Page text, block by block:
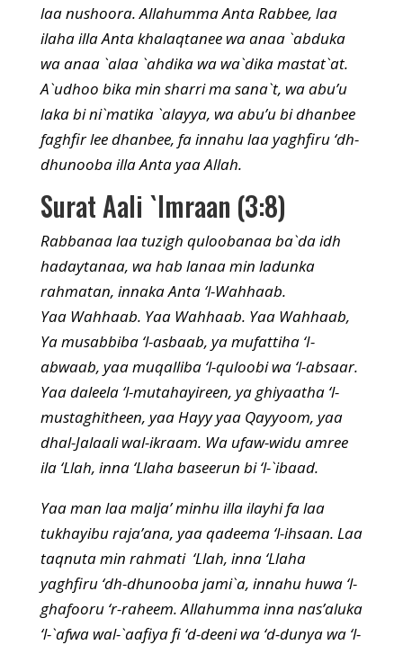
laa nushoora. Allahumma Anta Rabbee, laa
ilaha illa Anta khalaqtanee wa anaa `abduka
wa anaa `alaa `ahdika wa wa`dika mastat`at.
A`udhoo bika min sharri ma sana`t, wa abu’u
laka bi ni`matika `alayya, wa abu’u bi dhanbee
faghfir lee dhanbee, fa innahu laa yaghfiru ‘dh-
dhunooba illa Anta yaa Allah.
Surat Aali `Imraan (3:8)
Rabbanaa laa tuzigh quloobanaa ba`da idh
hadaytanaa, wa hab lanaa min ladunka
rahmatan, innaka Anta ‘l-Wahhaab.
Yaa Wahhaab. Yaa Wahhaab. Yaa Wahhaab,
Ya musabbiba ‘l-asbaab, ya mufattiha ‘I-
abwaab, yaa muqalliba ‘l-quloobi wa ‘l-absaar.
Yaa daleela ‘l-mutahayireen, ya ghiyaatha ‘l-
mustaghitheen, yaa Hayy yaa Qayyoom, yaa
dhal-Jalaali wal-ikraam. Wa ufaw-widu amree
ila ‘Llah, inna ‘Llaha baseerun bi ‘l-`ibaad.
Yaa man laa malja’ minhu illa ilayhi fa laa
tukhayibu raja’ana, yaa qadeema ‘l-ihsaan. Laa
taqnuta min rahmati ‘Llah, inna ‘Llaha
yaghfiru ‘dh-dhunooba jami`a, innahu huwa ‘l-
ghafooru ‘r-raheem. Allahumma inna nas’aluka
‘l-`afwa wal-`aafiya fi ‘d-deeni wa ‘d-dunya wa ‘l-